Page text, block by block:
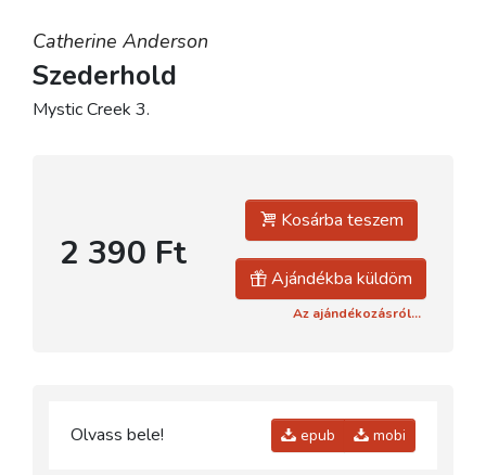
Catherine Anderson
Szederhold
Mystic Creek 3.
2 390 Ft
Kosárba teszem
Ajándékba küldöm
Az ajándékozásról...
Olvass bele! epub mobi